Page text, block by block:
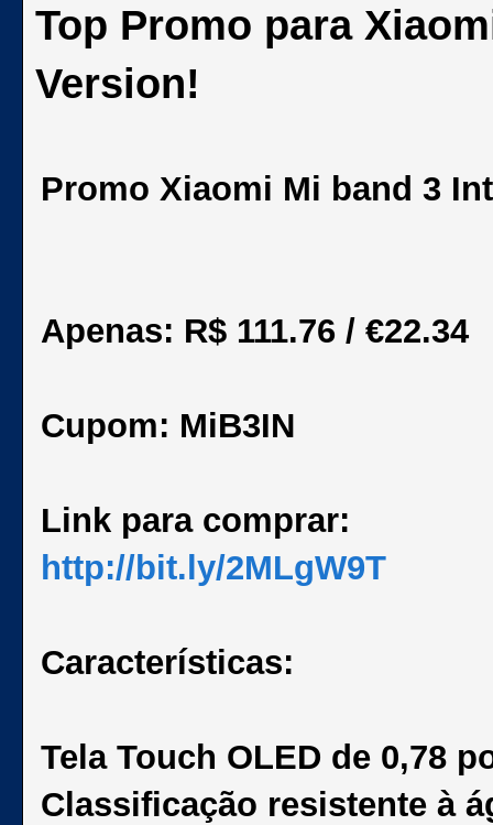
Top Promo para
Version!
Promo Xiaomi Mi band 3
Apenas: R$ 111.76 / €22.34
Cupom: MiB3IN
Link para comprar:
http://bit.ly/2MLgW9T
Características:
Tela Touch OLED de 0,78
Classificação resistente à